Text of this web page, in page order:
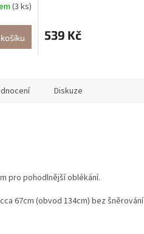
(3 ks)
539 Kč
Diskuze
pro pohodlnější oblékání.
67cm (obvod 134cm) bez šněrování